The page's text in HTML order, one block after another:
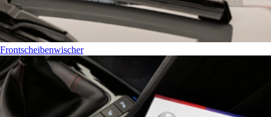
Frontscheibenwischer